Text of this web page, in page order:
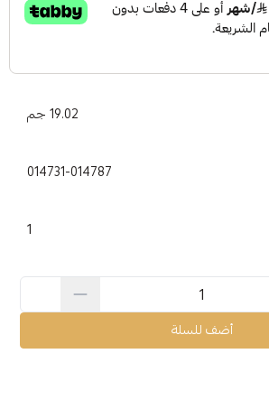
19.02 جم
014731-014787
1
أضف للسلة